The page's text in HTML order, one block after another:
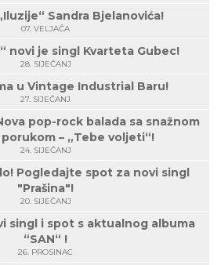
Sandra Bjelanovića!
07. VELJAČA
novi je singl Kvarteta Gubec!
28. SIJEČANJ
u Vintage Industrial Baru!
27. SIJEČANJ
pop-rock balada sa snažnom
– „Tebe voljeti“!
24. SIJEČANJ
Pogledajte spot za novi singl
"Prašina"!
20. SIJEČANJ
singl i spot s aktualnog albuma
“SAN“ !
26. PROSINAC